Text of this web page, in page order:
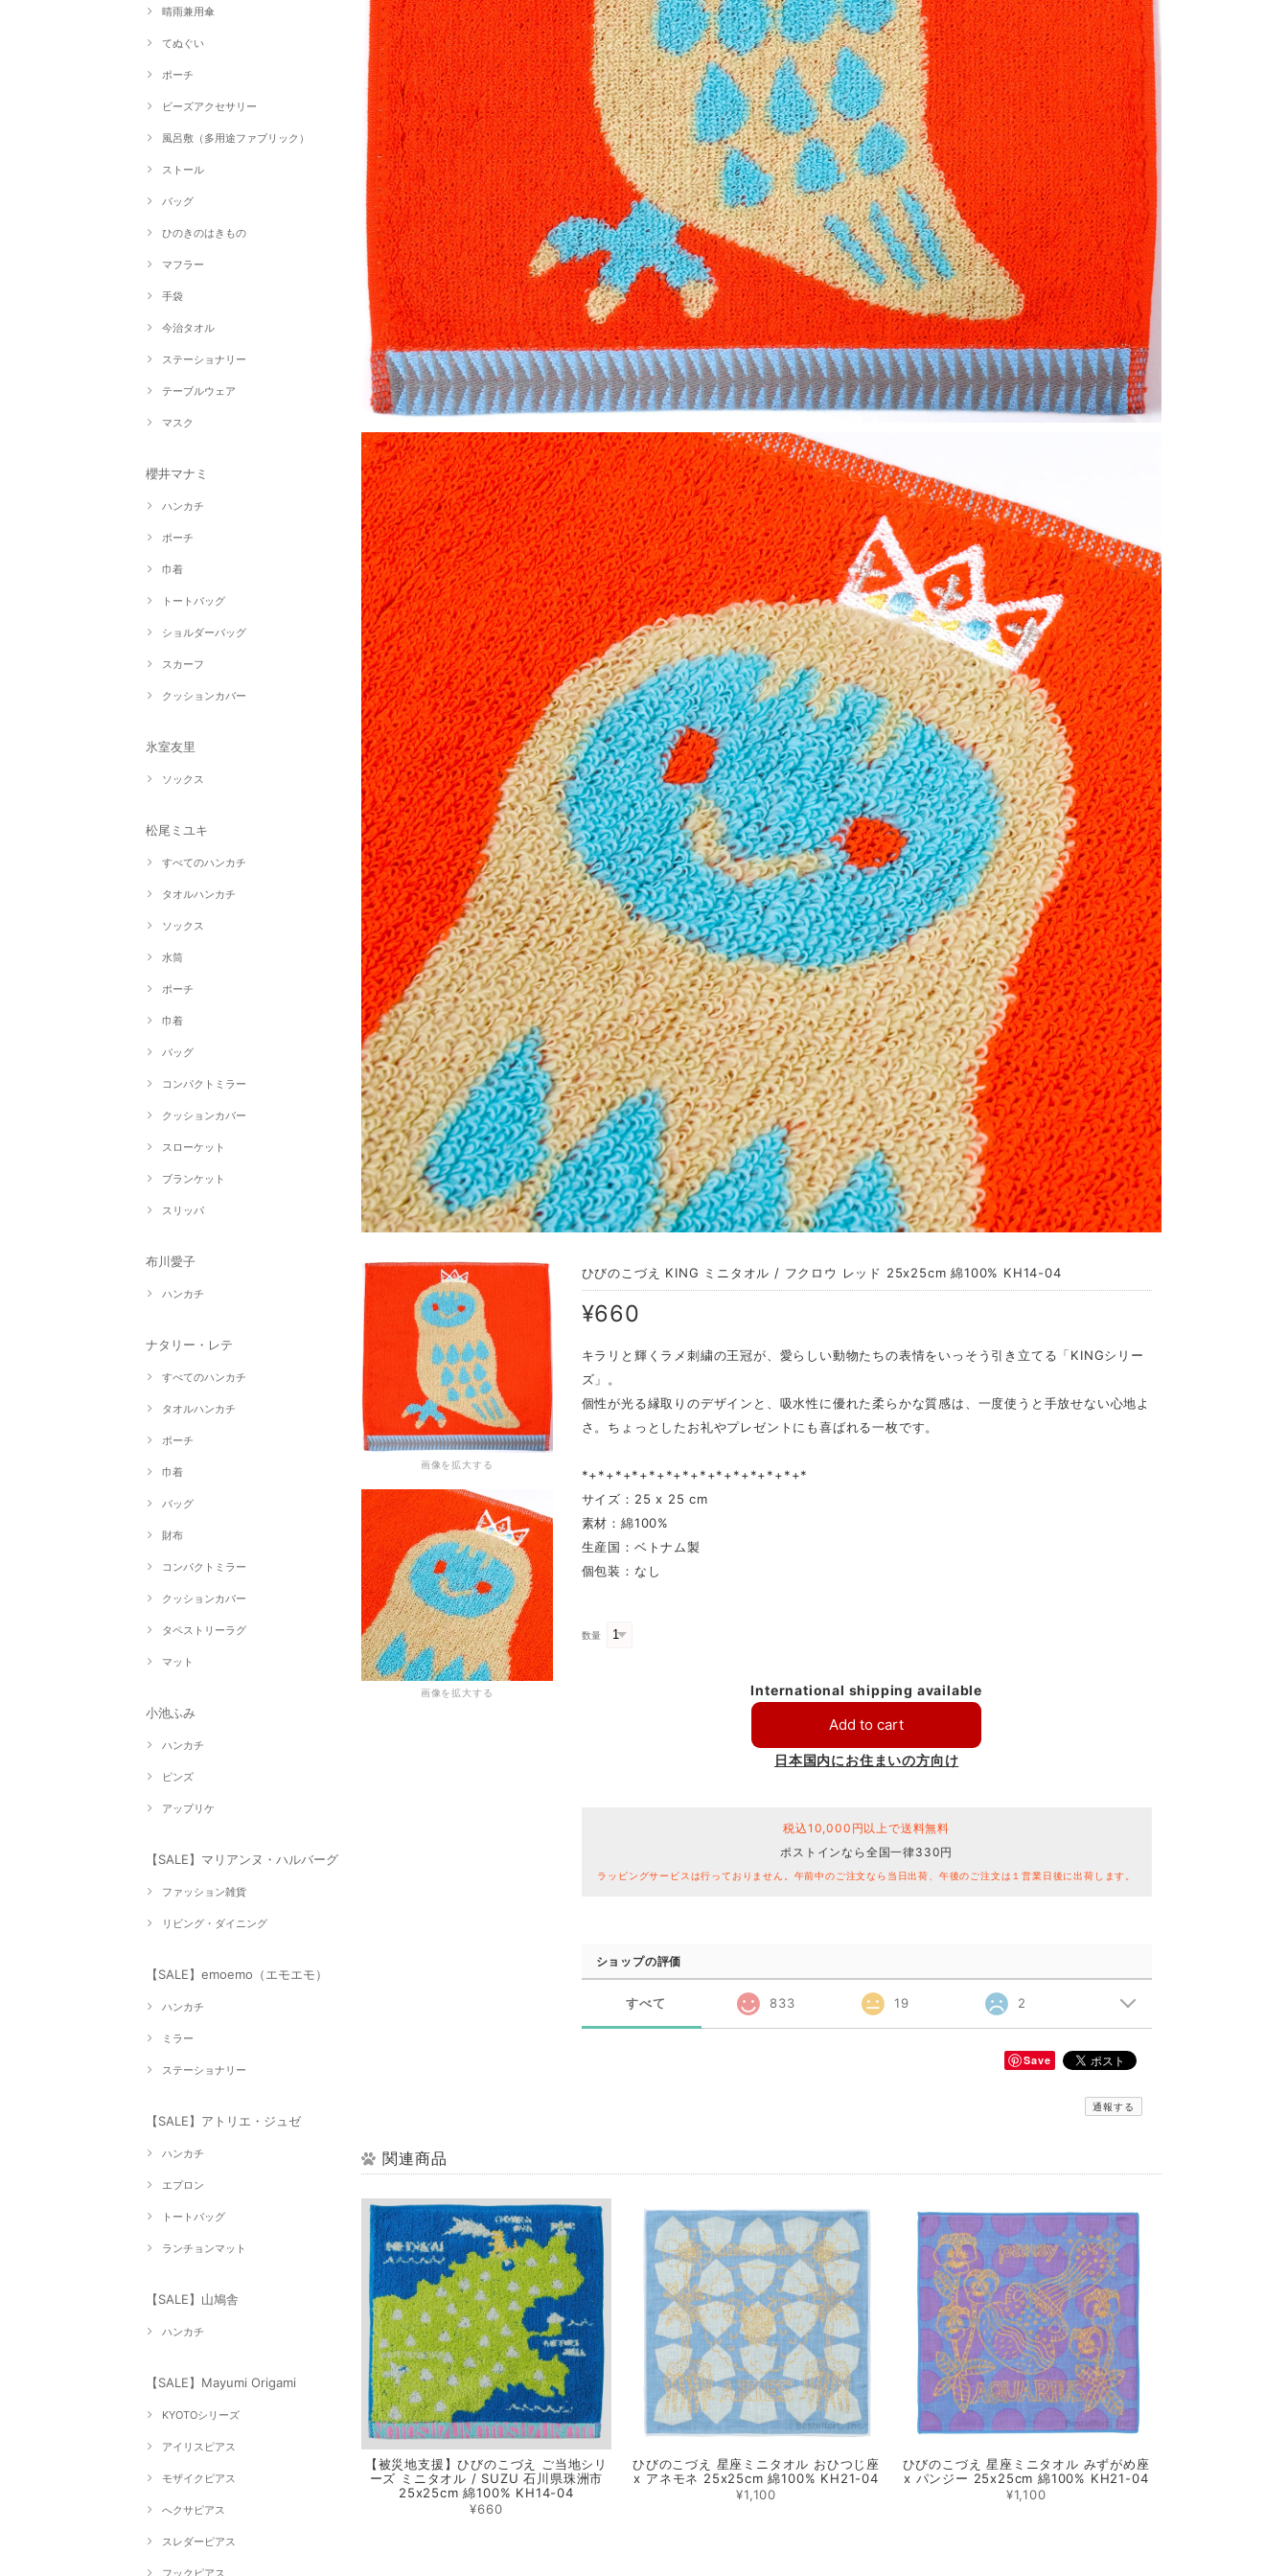
晴雨兼用傘
てぬぐい
ポーチ
ビーズアクセサリー
風呂敷（多用途ファブリック）
ストール
バッグ
ひのきのはきもの
マフラー
手袋
今治タオル
ステーショナリー
テーブルウェア
マスク
櫻井マナミ
ハンカチ
ポーチ
巾着
トートバッグ
ショルダーバッグ
スカーフ
クッションカバー
氷室友里
ソックス
松尾ミユキ
すべてのハンカチ
タオルハンカチ
ソックス
水筒
ポーチ
巾着
バッグ
コンパクトミラー
クッションカバー
スローケット
ブランケット
スリッパ
布川愛子
ハンカチ
ナタリー・レテ
すべてのハンカチ
タオルハンカチ
ポーチ
巾着
バッグ
財布
コンパクトミラー
クッションカバー
タペストリーラグ
マット
小池ふみ
ハンカチ
ピンズ
アップリケ
【SALE】マリアンヌ・ハルバーグ
ファッション雑貨
リビング・ダイニング
【SALE】emoemo（エモエモ）
ハンカチ
ミラー
ステーショナリー
【SALE】アトリエ・ジュゼ
ハンカチ
エプロン
トートバッグ
ランチョンマット
【SALE】山鳩舎
ハンカチ
【SALE】Mayumi Origami
KYOTOシリーズ
アイリスピアス
モザイクピアス
へクサピアス
スレダーピアス
画像を拡大する
画像を拡大する
ひびのこづえ KING ミニタオル / フクロウ レッド 25x25cm 綿100% KH14-04
¥660
キラリと輝くラメ刺繍の王冠が、愛らしい動物たちの表情をいっそう引き立てる「KINGシリー
ズ」。
個性が光る縁取りのデザインと、吸水性に優れた柔らかな質感は、一度使うと手放せない心地よ
さ。ちょっとしたお礼やプレゼントにも喜ばれる一枚です。
*+*+*+*+*+*+*+*+*+*+*+*+*+*
サイズ：25 x 25 cm
素材：綿100%
生産国：ベトナム製
個包装：なし
数量
International shipping available
Add to cart
日本国内にお住まいの方向け
税込10,000円以上で送料無料
ポストインなら全国一律330円
ラッピングサービスは行っておりません。午前中のご注文なら当日出荷、午後のご注文は１営業日後に出荷します。
ショップの評価
すべて 833 19 2
Save
通報する
関連商品
【被災地支援】ひびのこづえ ご当地シリ
ーズ ミニタオル / SUZU 石川県珠洲市
25x25cm 綿100% KH14-04
¥660
ひびのこづえ 星座ミニタオル おひつじ座
x アネモネ 25x25cm 綿100% KH21-04
¥1,100
ひびのこづえ 星座ミニタオル みずがめ座
x パンジー 25x25cm 綿100% KH21-04
¥1,100